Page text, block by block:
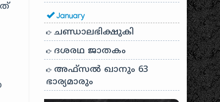
January
ചണ്ഡാലഭിക്ഷുകി
ദശരഥ ജാതകം
അഫ്സൽ ഖാനും 63
ഭാര്യമാരും